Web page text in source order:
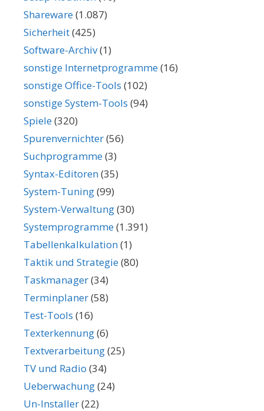
Shareware(1.087)
Sicherheit(425)
Software-Archiv(1)
sonstige Internetprogramme(16)
sonstige Office-Tools (102)
sonstige System-Tools (94)
Spiele(320)
Spurenvernichter(56)
Suchprogramme(3)
Syntax-Editoren(35)
System-Tuning(99)
System-Verwaltung(30)
Systemprogramme(1.391)
Tabellenkalkulation(1)
Taktik und Strategie(80)
Taskmanager(34)
Terminplaner(58)
Test-Tools (16)
Texterkennung(6)
Textverarbeitung(25)
TV und Radio (34)
Ueberwachung(24)
Un-Installer(22)